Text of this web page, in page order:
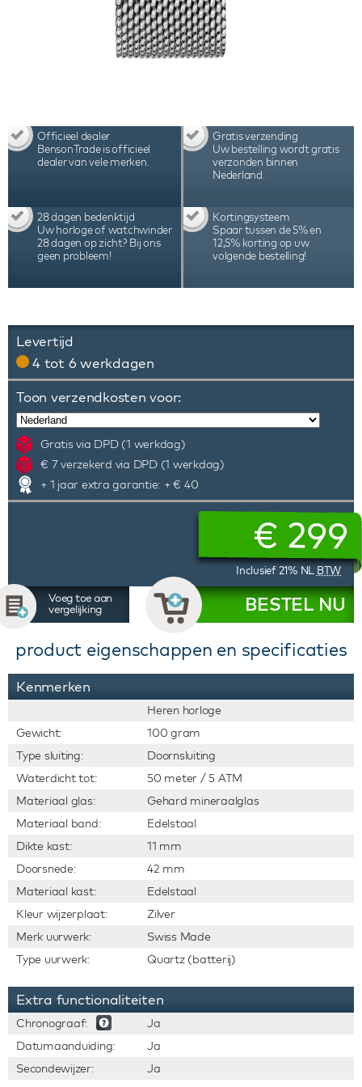
Officieel dealer
BensonTrade is officieel
dealer van vele merken.
Gratis verzending
Uw bestelling wordt gratis
verzonden binnen
Nederland.
28 dagen bedenktijd
Uw horloge of watchwinder
28 dagen op zicht? Bij ons
geen probleem!
Kortingsysteem
Spaar tussen de 5% en
12,5% korting op uw
volgende bestelling!
Levertijd
4 tot 6 werkdagen
Toon verzendkosten voor:
Gratis via DPD (1 werkdag)
€ 7 verzekerd via DPD (1 werkdag)
+ 1 jaar extra garantie: + € 40
€ 299
Inclusief 21% NL BTW
Voeg toe aan
vergelijking
BESTEL NU
product eigenschappen en specificaties
Kenmerken
Heren horloge
Gewicht:
100 gram
Type sluiting:
Doornsluiting
Waterdicht tot:
50 meter / 5 ATM
Materiaal glas:
Gehard mineraalglas
Materiaal band:
Edelstaal
Dikte kast:
11 mm
Doorsnede:
42 mm
Materiaal kast:
Edelstaal
Kleur wijzerplaat:
Zilver
Merk uurwerk:
Swiss Made
Type uurwerk:
Quartz (batterij)
Extra functionaliteiten
Chronograaf:
Ja
Datumaanduiding:
Ja
Secondewijzer:
Ja